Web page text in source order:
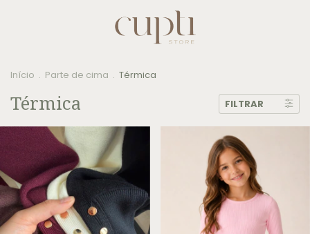
Início . Parte de cima . Térmica
Térmica FILTRAR